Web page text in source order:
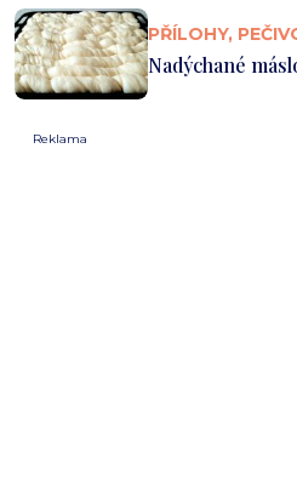
PŘÍLOHY,
Nadýchané
Reklama